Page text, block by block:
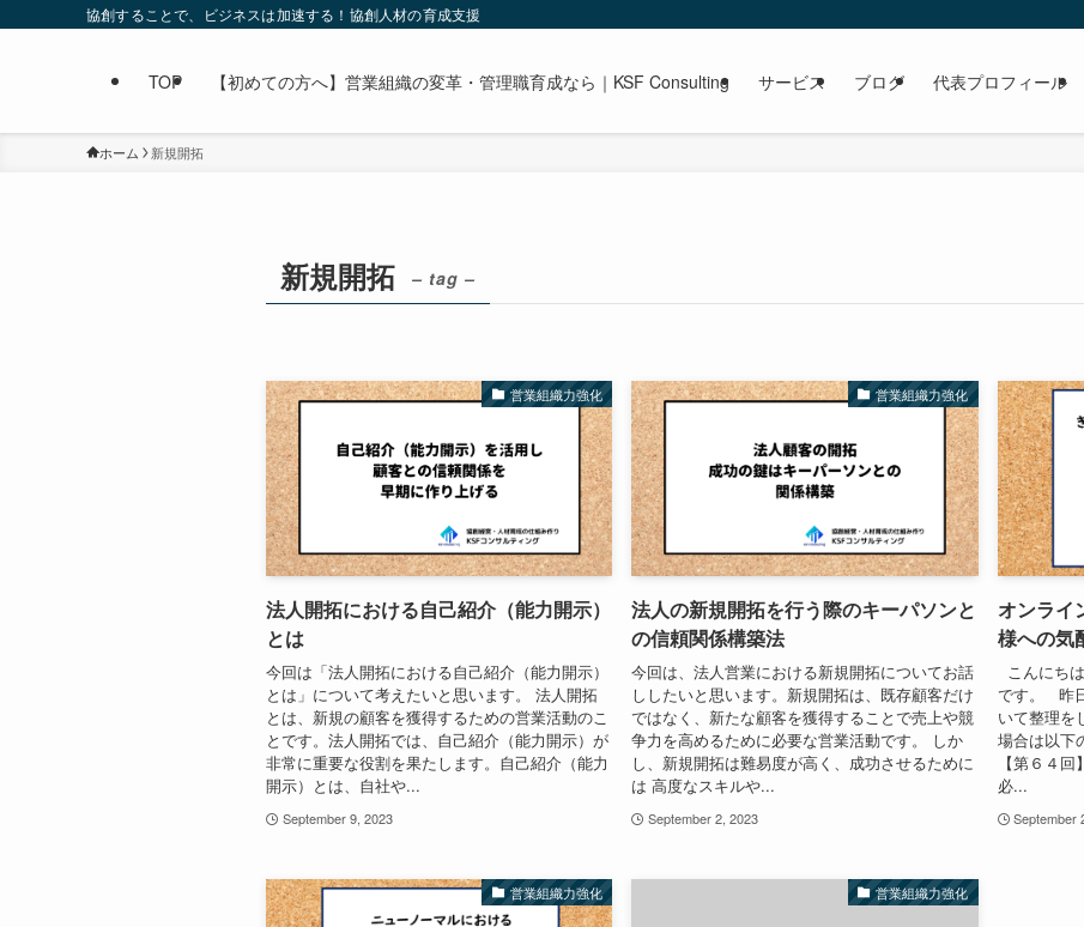
協創することで、ビジネスは加速する！協創人材の育成支援
TOP 【初めての方へ】営業組織の変革・管理職育成なら｜KSF Consulting サービス ブログ 代表プロフィール
ホーム 新規開拓
新規開拓 – tag –
営業組織力強化
法人開拓における自己紹介（能力開示）
とは
今回は「法人開拓における自己紹介（能力開示）
とは」について考えたいと思います。 法人開拓
とは、新規の顧客を獲得するための営業活動のこ
とです。法人開拓では、自己紹介（能力開示）が
非常に重要な役割を果たします。自己紹介（能力
開示）とは、自社や...
September 9, 2023
営業組織力強化
法人の新規開拓を行う際のキーパソンと
の信頼関係構築法
今回は、法人営業における新規開拓についてお話
ししたいと思います。新規開拓は、既存顧客だけ
ではなく、新たな顧客を獲得することで売上や競
争力を高めるために必要な営業活動です。 しか
し、新規開拓は難易度が高く、成功させるために
は 高度なスキルや...
September 2, 2023
オンライ
様への気
こんにち
です。 昨
いて整理を
場合は以下
【第６４
必...
September
営業組織力強化 営業組織力強化